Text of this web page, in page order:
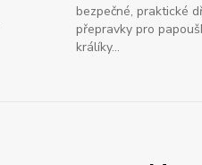
bezpečné, praktické
přepravky pro
králíky...